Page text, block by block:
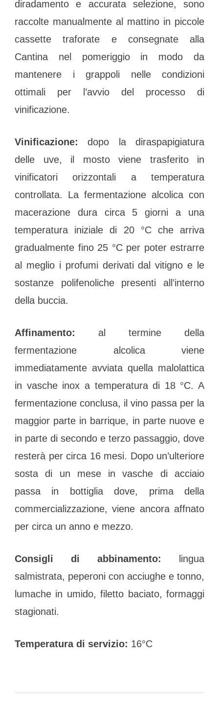
diradamento e accurata selezione, sono
raccolte manualmente al mattino in piccole
cassette traforate e consegnate alla
Cantina nel pomeriggio in modo da
mantenere i grappoli nelle condizioni
ottimali per l’avvio del processo di
vinificazione.
Vinificazione:dopo la diraspapigiatura
delle uve, il mosto viene trasferito in
vinificatori orizzontali a temperatura
controllata. La fermentazione alcolica con
macerazione dura circa 5 giorni a una
temperatura iniziale di 20 °C che arriva
gradualmente fino 25 °C per poter estrarre
al meglio i profumi derivati dal vitigno e le
sostanze polifenoliche presenti all’interno
della buccia.
Affinamento: al termine della
fermentazione alcolica viene
immediatamente avviata quella malolattica
in vasche inox a temperatura di 18 °C. A
fermentazione conclusa, il vino passa per la
maggior parte in barrique, in parte nuove e
in parte di secondo e terzo passaggio, dove
resterà per circa 16 mesi. Dopo un’ulteriore
sosta di un mese in vasche di acciaio
passa in bottiglia dove, prima della
commercializzazione, viene ancora affnato
per circa un anno e mezzo.
Consigli di abbinamento:
lingua
salmistrata, peperoni con acciughe e tonno,
lumache in umido, filetto baciato, formaggi
stagionati.
Temperatura di servizio: 16°C